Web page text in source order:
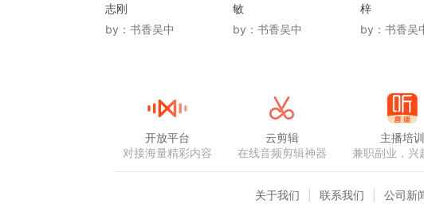
志刚
by： 书香吴中
敏
by： 书香吴中
梓
by： 书香吴
开放平台
对接海量精彩内容
云剪辑
在线音频剪辑神器
主播培训
兼职副业，兴
关于我们 联系我们 公司新